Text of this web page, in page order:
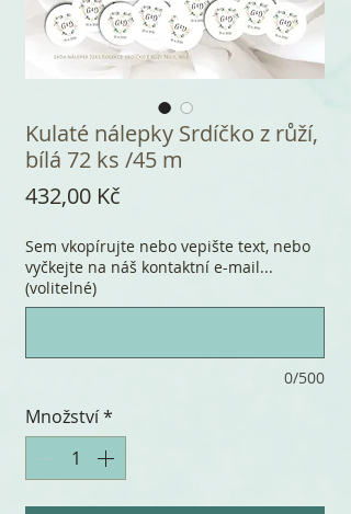
Kulaté nálepky Srdíčko z růží,
bílá 72 ks /45 m
432,00 Kč
Sem vkopírujte nebo vepište text, nebo
vyčkejte na náš kontaktní e-mail...
(volitelné)
0/500
Množství*